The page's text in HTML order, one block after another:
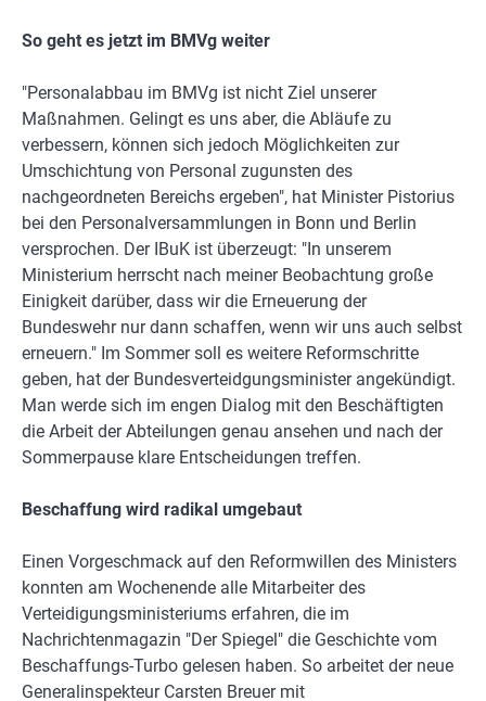
So geht es jetzt im BMVg weiter
"Personalabbau im BMVg ist nicht Ziel unserer
Maßnahmen. Gelingt es uns aber, die Abläufe zu
verbessern, können sich jedoch Möglichkeiten zur
Umschichtung von Personal zugunsten des
nachgeordneten Bereichs ergeben", hat Minister Pistorius
bei den Personalversammlungen in Bonn und Berlin
versprochen. Der IBuK ist überzeugt: "In unserem
Ministerium herrscht nach meiner Beobachtung große
Einigkeit darüber, dass wir die Erneuerung der
Bundeswehr nur dann schaffen, wenn wir uns auch selbst
erneuern." Im Sommer soll es weitere Reformschritte
geben, hat der Bundesverteidgungsminister angekündigt.
Man werde sich im engen Dialog mit den Beschäftigten
die Arbeit der Abteilungen genau ansehen und nach der
Sommerpause klare Entscheidungen treffen.
Beschaffung wird radikal umgebaut
Einen Vorgeschmack auf den Reformwillen des Ministers
konnten am Wochenende alle Mitarbeiter des
Verteidigungsministeriums erfahren, die im
Nachrichtenmagazin "Der Spiegel" die Geschichte vom
Beschaffungs-Turbo gelesen haben. So arbeitet der neue
Generalinspekteur Carsten Breuer mit